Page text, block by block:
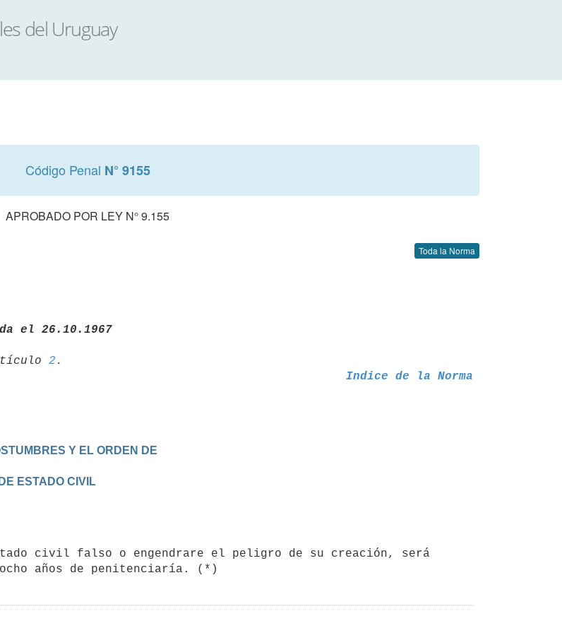
Código Penal N° 9155
APROBADO POR LEY N° 9.155
Toda la Norma
el 26.10.1967
2
Indice de la Norma
Y EL ORDEN DE
ESTADO CIVIL
años de penitenciaría. (*)